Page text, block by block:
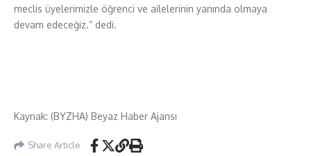
meclis üyelerimizle öğrenci ve ailelerinin yanında olmaya
devam edeceğiz.” dedi.
Kaynak: (BYZHA) Beyaz Haber Ajansı
Share Article